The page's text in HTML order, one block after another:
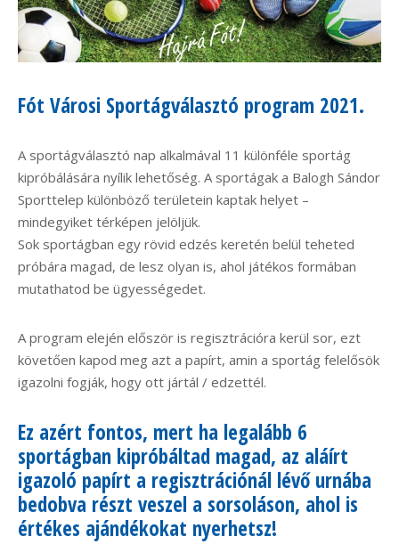
Fót Városi Sportágválasztó program 2021.
A sportágválasztó nap alkalmával 11 különféle sportág
kipróbálására nyílik lehetőség. A sportágak a Balogh Sándor
Sporttelep különböző területein kaptak helyet –
mindegyiket térképen jelöljük.
Sok sportágban egy rövid edzés keretén belül teheted
próbára magad, de lesz olyan is, ahol játékos formában
mutathatod be ügyességedet.
A program elején először is regisztrációra kerül sor, ezt
követően kapod meg azt a papírt, amin a sportág felelősök
igazolni fogják, hogy ott jártál / edzettél.
Ez azért fontos, mert ha legalább 6
sportágban kipróbáltad magad, az aláírt
igazoló papírt a regisztrációnál lévő urnába
bedobva részt veszel a sorsoláson, ahol is
értékes ajándékokat nyerhetsz!